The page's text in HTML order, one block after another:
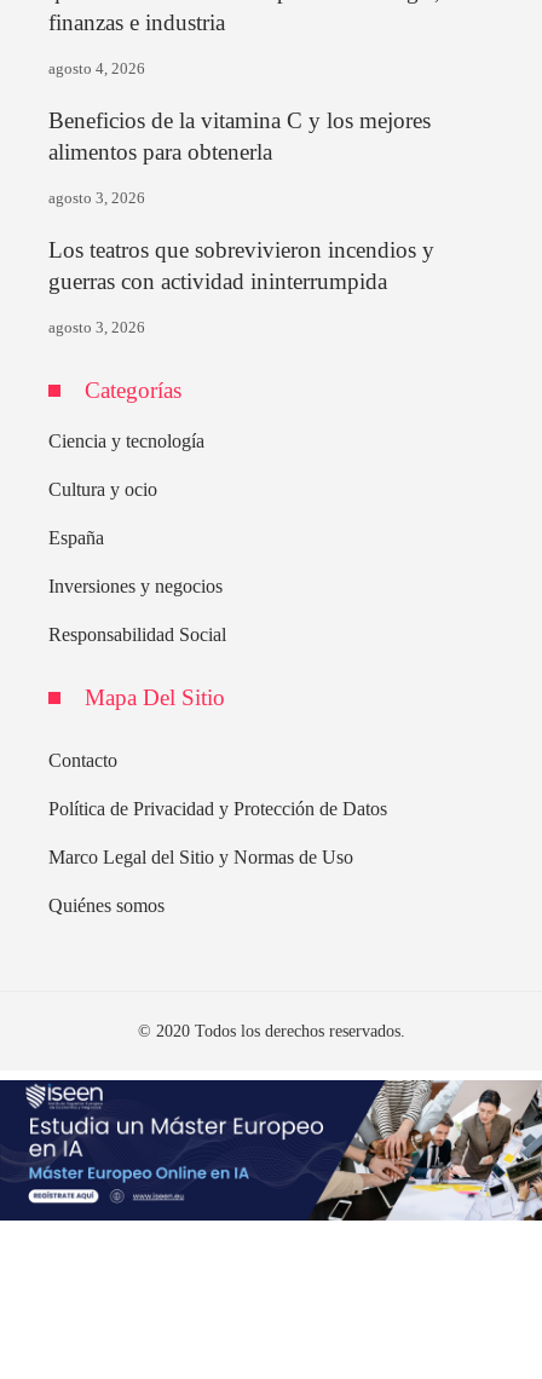
finanzas e industria
agosto 4, 2026
Beneficios de la vitamina C y los mejores
alimentos para obtenerla
agosto 3, 2026
Los teatros que sobrevivieron incendios y
guerras con actividad ininterrumpida
agosto 3, 2026
Categorías
Ciencia y tecnología
Cultura y ocio
España
Inversiones y negocios
Responsabilidad Social
Mapa Del Sitio
Contacto
Política de Privacidad y Protección de Datos
Marco Legal del Sitio y Normas de Uso
Quiénes somos
© 2020 Todos los derechos reservados.